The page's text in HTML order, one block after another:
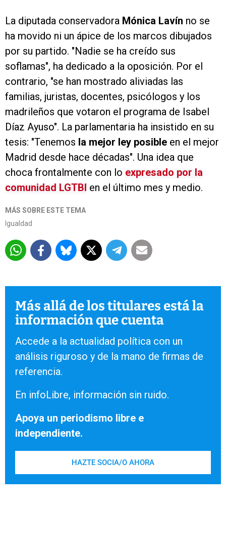
La diputada conservadora Mónica Lavín no se
ha movido ni un ápice de los marcos dibujados
por su partido. "Nadie se ha creído sus
soflamas", ha dedicado a la oposición. Por el
contrario, "se han mostrado aliviadas las
familias, juristas, docentes, psicólogos y los
madrileños que votaron el programa de Isabel
Díaz Ayuso". La parlamentaria ha insistido en su
tesis: "Tenemos la mejor ley posible en el mejor
Madrid desde hace décadas". Una idea que
choca frontalmente con lo expresado por la
comunidad LGTBI en el último mes y medio.
MÁS SOBRE ESTE TEMA
Igualdad
Más allá de los titulares está la
información que cuenta
Accede a la actualidad política con un
análisis riguroso y de la mano de firmas de
referencia.
En infoLibre, información sin ruido.
Apoya un periodismo libre e
independiente.
HAZTE SOCIA/O AHORA